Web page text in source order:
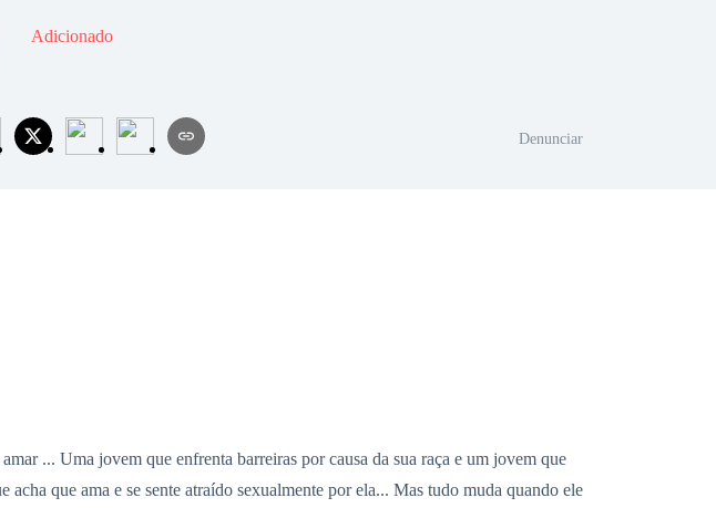
Adicionado
Denunciar
... Uma jovem que enfrenta barreiras por causa da sua raça e um jovem que
que ama e se sente atraído sexualmente por ela... Mas tudo muda quando ele